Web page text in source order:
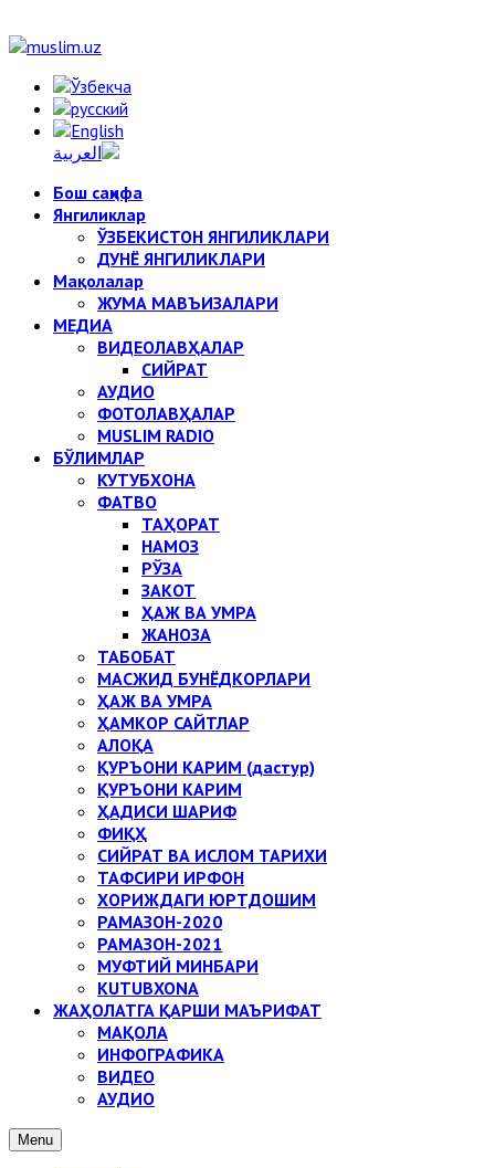
Бош саҳифа
Янгиликлар
ЎЗБЕКИСТОН ЯНГИЛИКЛАРИ
ДУНЁ ЯНГИЛИКЛАРИ
Мақолалар
ЖУМА МАВЪИЗАЛАРИ
МЕДИА
ВИДЕОЛАВҲАЛАР
СИЙРАТ
АУДИО
ФОТОЛАВҲАЛАР
MUSLIM RADIO
БЎЛИМЛАР
КУТУБХОНА
ФАТВО
ТАҲОРАТ
НАМОЗ
РЎЗА
ЗАКОТ
ҲАЖ ВА УМРА
ЖАНОЗА
ТАБОБАТ
МАСЖИД БУНЁДКОРЛАРИ
ҲАЖ ВА УМРА
ҲАМКОР САЙТЛАР
АЛОҚА
ҚУРЪОНИ КАРИМ (дастур)
ҚУРЪОНИ КАРИМ
ҲАДИСИ ШАРИФ
ФИҚҲ
СИЙРАТ ВА ИСЛОМ ТАРИХИ
ТАФСИРИ ИРФОН
ХОРИЖДАГИ ЮРТДОШИМ
РАМАЗОН-2020
РАМАЗОН-2021
МУФТИЙ МИНБАРИ
KUTUBXONA
ЖАҲОЛАТГА ҚАРШИ МАЪРИФАТ
МАҚОЛА
ИНФОГРАФИКА
ВИДЕО
АУДИО
Menu